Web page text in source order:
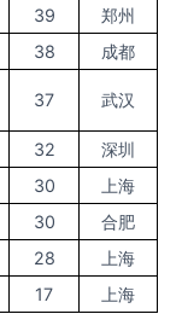
39
郑州
38 成都
37 武汉
32
深圳
30
上海
30
合肥
28
上海
17 上海